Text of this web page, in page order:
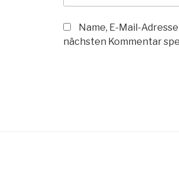
Name, E-Mail-
nächsten Kommentar